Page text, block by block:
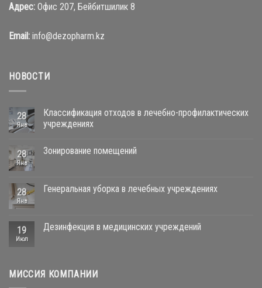
Адрес: Офис 207, Бейбитшилик 8
Email: info@dezopharm.kz
НОВОСТИ
28
Янв
Классификация отходов в лечебно-профилактических
учреждениях
28
Янв
Зонирование помещений
28
Янв
Генеральная уборка в лечебных учреждениях
19
Июл
Дезинфекция в медицинских учреждений
МИССИЯ КОМПАНИИ